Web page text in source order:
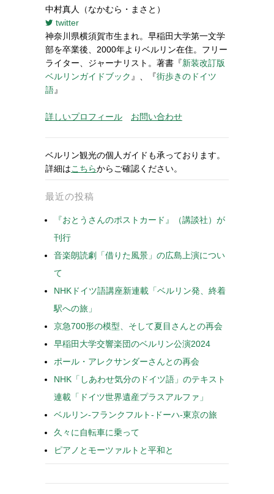
中村真人（なかむら・まさと）
twitter
神奈川県横須賀市生まれ。早稲田大学第一文学
部を卒業後、2000年よりベルリン在住。フリー
ライター、ジャーナリスト。著書『新装改訂版
ベルリンガイドブック 』、『街歩きのドイツ
語』
詳しいプロフィール お問い合わせ
ベルリン観光の個人ガイドも承っております。
詳細はこちらからご確認ください。
最近の投稿
『おとうさんのポストカード』（講談社）が
刊行
音楽朗読劇「借りた風景」の広島上演につい
て
NHKドイツ語講座新連載「ベルリン発、終着
駅への旅」
京急700形の模型、そして夏目さんとの再会
早稲田大学交響楽団のベルリン公演2024
ポール・アレクサンダーさんとの再会
NHK「しあわせ気分のドイツ語」のテキスト
連載「ドイツ世界遺産プラスアルファ」
ベルリン-フランクフルト-ドーハ-東京の旅
久々に自転車に乗って
ピアノとモーツァルトと平和と